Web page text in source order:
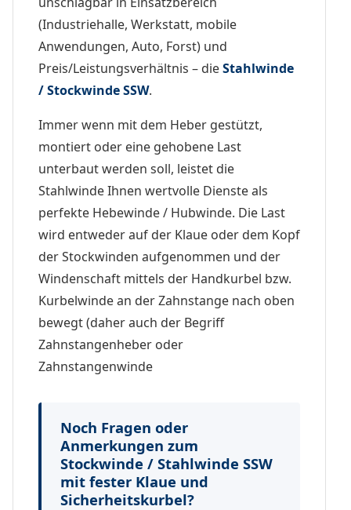
(Industriehalle, Werkstatt, mobile
Anwendungen, Auto, Forst) und
Preis/Leistungsverhältnis – dieStahlwinde
/ Stockwinde SSW.
Immer wenn mit dem Heber gestützt,
montiert oder eine gehobene Last
unterbaut werden soll, leistet die
Stahlwinde Ihnen wertvolle Dienste als
perfekte Hebewinde / Hubwinde. Die Last
wird entweder auf der Klaue oder dem Kopf
der Stockwinden aufgenommen und der
Windenschaft mittels der Handkurbel bzw.
Kurbelwinde an der Zahnstange nach oben
bewegt (daher auch der Begriff
Zahnstangenheber oder
Zahnstangenwinde
Noch Fragen oder
Anmerkungen zum
Stockwinde / Stahlwinde SSW
mit fester Klaue und
Sicherheitskurbel?